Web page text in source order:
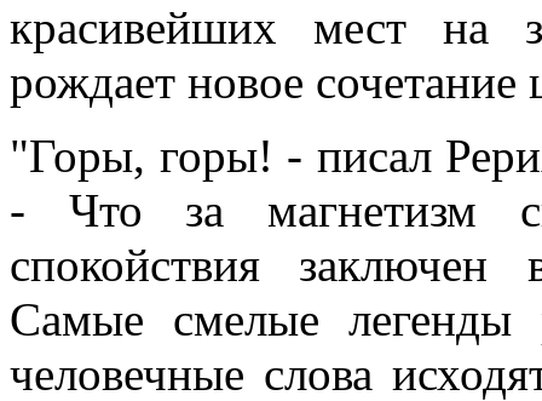
красивейших мест на
рождает новое сочетание
"Горы, горы! - писал
- Что за магнетизм
спокойствия
Самые смелые легенды
человечные слова